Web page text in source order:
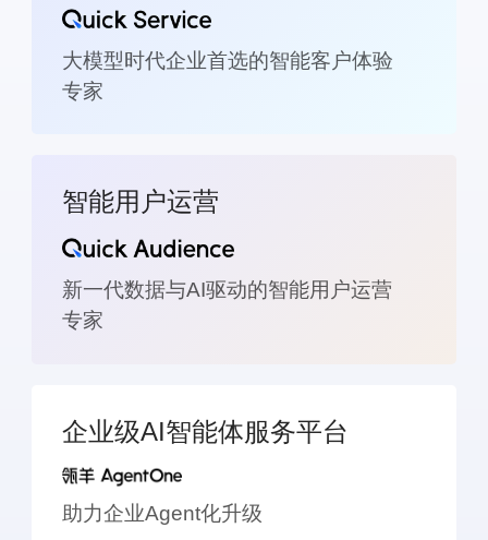
大模型时代企业首选的智能客户体验
专家
智能用户运营
新一代数据与AI驱动的智能用户运营
专家
企业级AI智能体服务平台
助力企业Agent化升级